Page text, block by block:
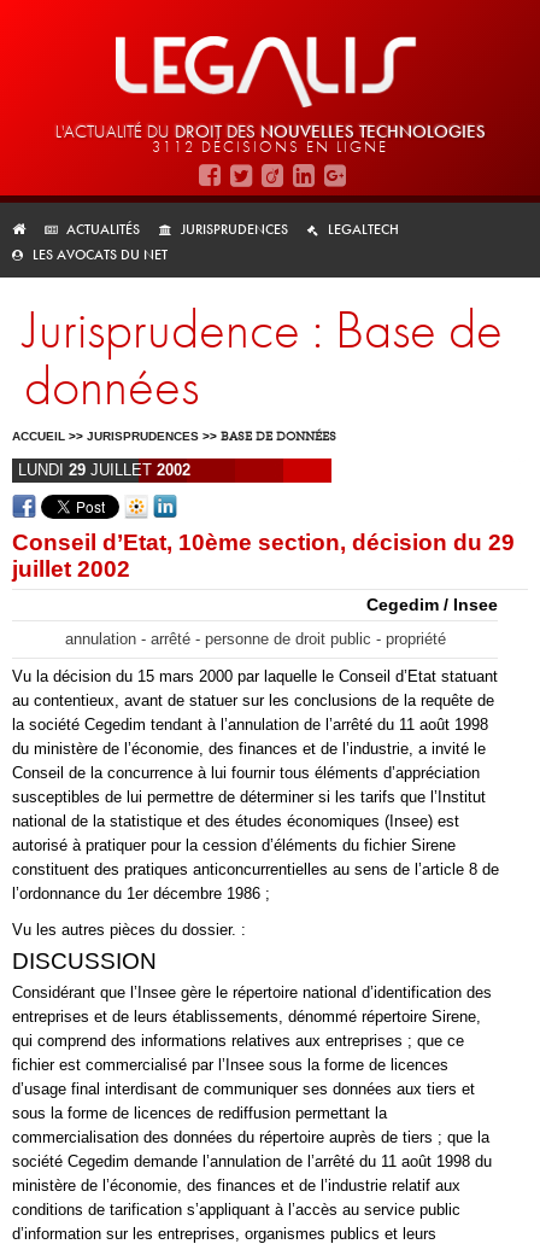
L'ACTUALITÉ DU DROIT DES NOUVELLES TECHNOLOGIES
3112 DÉCISIONS EN LIGNE
ACTUALITÉS JURISPRUDENCES
LEGALTECH
LES AVOCATS DU NET
Jurisprudence : Base de
données
ACCUEIL >> JURISPRUDENCES >> BASE DE DONNÉES
LUNDI 29 JUILLET 2002
Conseil d’Etat, 10ème section, décision du 29
juillet 2002
Cegedim / Insee
annulation - arrêté - personne de droit public - propriété
Vu la décision du 15 mars 2000 par laquelle le Conseil d’Etat statuant
au contentieux, avant de statuer sur les conclusions de la requête de
la société Cegedim tendant à l’annulation de l’arrêté du 11 août 1998
du ministère de l’économie, des finances et de l’industrie, a invité le
Conseil de la concurrence à lui fournir tous éléments d’appréciation
susceptibles de lui permettre de déterminer si les tarifs que l’Institut
national de la statistique et des études économiques (Insee) est
autorisé à pratiquer pour la cession d’éléments du fichier Sirene
constituent des pratiques anticoncurrentielles au sens de l’article 8 de
l’ordonnance du 1er décembre 1986 ;
Vu les autres pièces du dossier. :
DISCUSSION
Considérant que l’Insee gère le répertoire national d’identification des
entreprises et de leurs établissements, dénommé répertoire Sirene,
qui comprend des informations relatives aux entreprises ; que ce
fichier est commercialisé par l’Insee sous la forme de licences
d’usage final interdisant de communiquer ses données aux tiers et
sous la forme de licences de rediffusion permettant la
commercialisation des données du répertoire auprès de tiers ; que la
société Cegedim demande l’annulation de l’arrêté du 11 août 1998 du
ministère de l’économie, des finances et de l’industrie relatif aux
conditions de tarification s’appliquant à l’accès au service public
d’information sur les entreprises, organismes publics et leurs